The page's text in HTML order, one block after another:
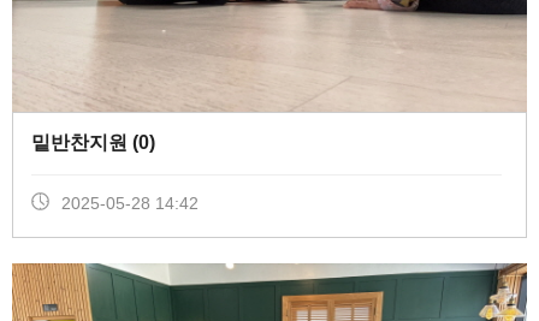
밑반찬지원 (0)
2025-05-28 14:42